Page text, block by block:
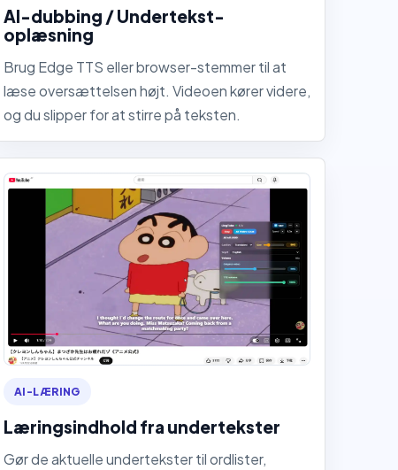
AI-dubbing / Undertekst-
oplæsning
Brug Edge TTS eller browser-stemmer til at
læse oversættelsen højt. Videoen kører videre,
og du slipper for at stirre på teksten.
AI-LÆRING
Læringsindhold fra undertekster
Gør de aktuelle undertekster til ordlister,